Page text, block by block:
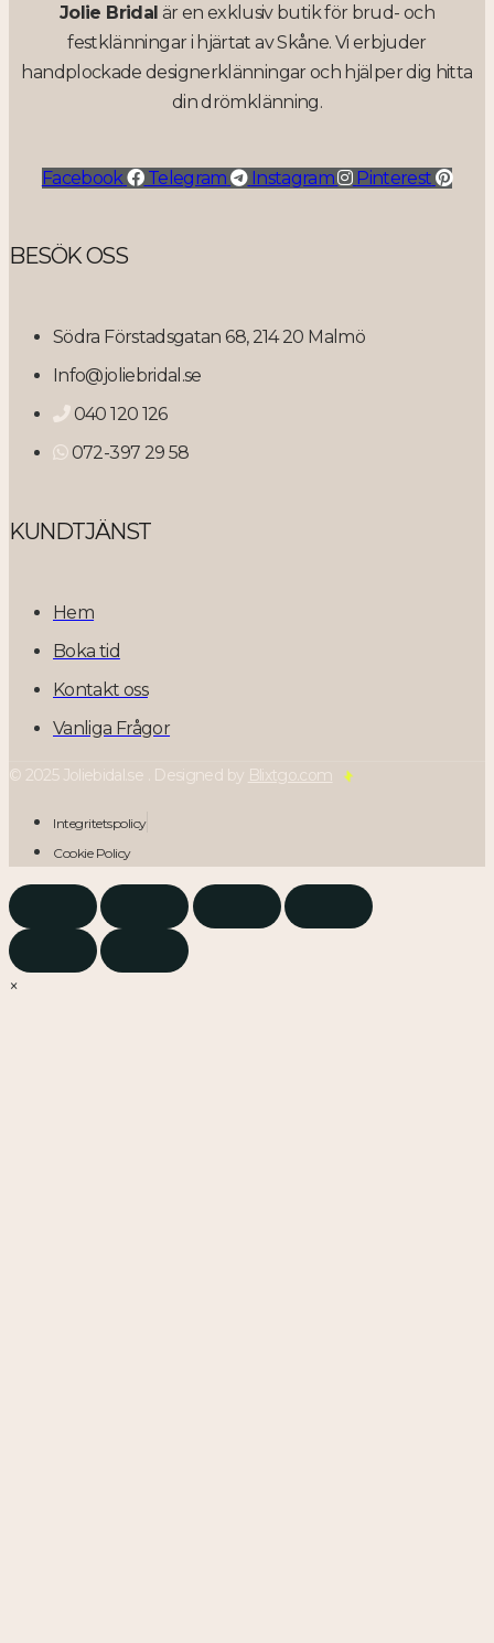
Jolie Bridal är en exklusiv butik för brud- och
festklänningar i hjärtat av Skåne. Vi erbjuder
handplockade designerklänningar och hjälper dig hitta
din drömklänning.
Facebook Telegram Instagram Pinterest
BESÖK OSS
Södra Förstadsgatan 68, 214 20 Malmö
Info@joliebridal.se
040 120 126
072-397 29 58
KUNDTJÄNST
Hem
Boka tid
Kontakt oss
Vanliga Frågor
© 2025 Joliebidal.se . Designed by Blixtgo.com
Integritetspolicy
Cookie Policy
×